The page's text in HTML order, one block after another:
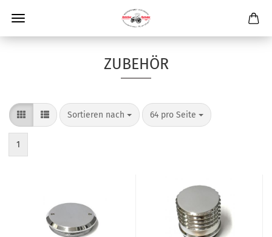
ZUBEHÖR
Sortieren nach 64 pro Seite
1